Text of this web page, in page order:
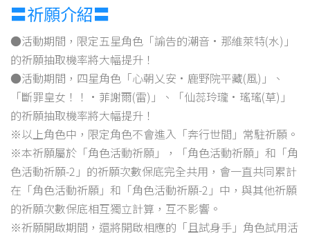
〓祈願介紹〓
●活動期間，限定五星角色「諭告的潮音·那維萊特(水)」
的祈願抽取機率將大幅提升！
●活動期間，四星角色「心朝乂安·鹿野院平藏(風)」、
「斷罪皇女！！·菲謝爾(雷)」、「仙蕊玲瓏·瑤瑤(草)」
的祈願抽取機率將大幅提升！
※以上角色中，限定角色不會進入「奔行世間」常駐祈願。
※本祈願屬於「角色活動祈願」，「角色活動祈願」和「角
色活動祈願-2」的祈願次數保底完全共用，會一直共同累計
在「角色活動祈願」和「角色活動祈願-2」中，與其他祈願
的祈願次數保底相互獨立計算，互不影響。
※祈願開啟期間，還將開啟相應的「且試身手」角色試用活